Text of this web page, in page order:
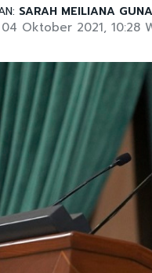
SARAH MEILIANA
Oktober 2021, 10:28